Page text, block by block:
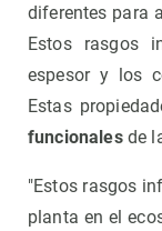
diferentes para
Estos rasgos
espesor y los
Estas
funcionalesde
"Estos rasgos
planta en el